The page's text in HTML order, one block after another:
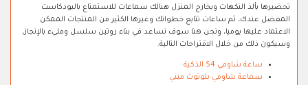
تحضيرها بألذ النكهات وبخارج المنزل هنالك سماعات للاستمتاع بالبودكاست
المفضل عندك، ثم ساعات تتابع خطواتك وغيرها الكثير من المنتجات الممكن
الاعتماد عليها يوميا، ونحن هنا سوف نساعد في بناء روتين سلسل ومليء بالإنجاز،
وسيكون ذلك من خلال الاقتراحات التالية.
ساعة شاومي S4 الذكية
سماعة شاومي بلوتوث ميني